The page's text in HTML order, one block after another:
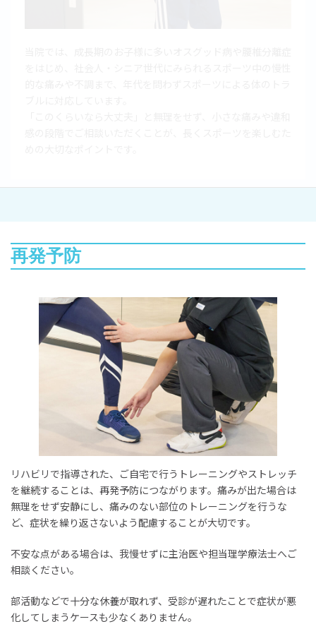
再発予防
リハビリで指導された、ご自宅で行うトレーニングやストレッチ
を継続することは、再発予防につながります。痛みが出た場合は
無理をせず安静にし、痛みのない部位のトレーニングを行うな
ど、症状を繰り返さないよう配慮することが大切です。
不安な点がある場合は、我慢せずに主治医や担当理学療法士へご
相談ください。
部活動などで十分な休養が取れず、受診が遅れたことで症状が悪
化してしまうケースも少なくありません。